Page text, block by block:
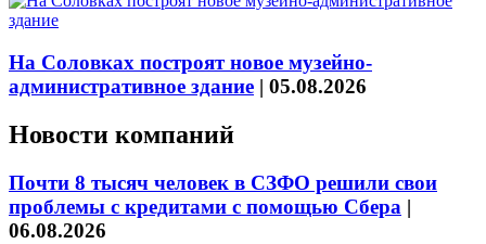
На Соловках построят новое музейно-
административное здание | 05.08.2026
Новости компаний
Почти 8 тысяч человек в СЗФО решили свои
проблемы с кредитами с помощью Сбера |
06.08.2026